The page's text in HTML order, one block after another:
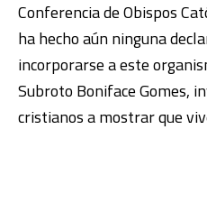
Conferencia de Obispos
ha hecho aún ninguna
incorporarse a este
Subroto Boniface Gomes,
cristianos a mostrar que